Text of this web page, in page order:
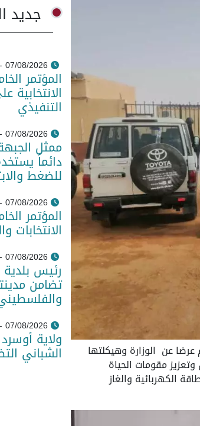
عن الوزارة وهيكلتها
مقومات الحياة
الكهربائية والغاز
جديد
07/08/2026 - 15:29
المؤتمر
التنفيذي
07/08/2026 - 15:22
ممثل
دائماً
للضغط
07/08/2026 - 12:39
المؤتمر
الانتخابات
07/08/2026 - 11:39
رئيس
تضامن
07/08/2026 - 11:03
ولاية
الشباني